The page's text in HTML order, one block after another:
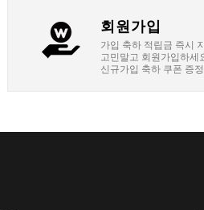
회원가입
가입 축하 적립금 즉시
고민말고 회원가입하세
신규가입 축하 쿠폰 증정